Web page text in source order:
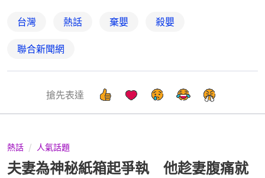
台灣 熱話 棄嬰 殺嬰
聯合新聞網
搶先表達
熱話 人氣話題
夫妻為神秘紙箱起爭執 他趁妻腹痛就